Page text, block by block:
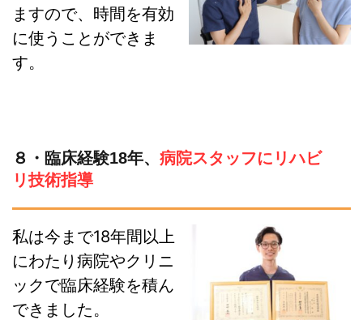
ますので、時間を有効
に使うことができま
す。
８・臨床経験18年、 病院スタッフにリハビ
リ技術指導
私は今まで18年間以上
にわたり病院やクリニ
ックで臨床経験を積ん
できました。